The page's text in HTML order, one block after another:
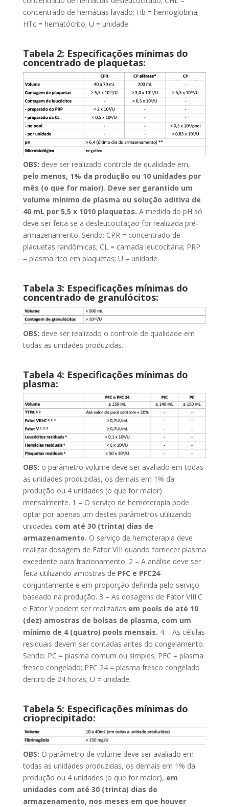
concentrado de hemácias lavado; Hb = hemoglobina;
HTc = hematócrito; U = unidade.
Tabela 2: Especificações mínimas do
concentrado de plaquetas:
OBS: deve ser realizado controle de qualidade em,
pelo menos, 1% da produção ou 10 unidades por
mês (o que for maior). Deve ser garantido um
volume mínimo de plasma ou solução aditiva de
40 mL por 5,5 x 1010 plaquetas. A medida do pH só
deve ser feita se a desleucocitação for realizada pré-
armazenamento. Sendo: CPR = concentrado de
plaquetas randômicas; CL = camada leucocitária; PRP
= plasma rico em plaquetas; U = unidade.
Tabela 3: Especificações mínimas do
concentrado de granulócitos:
OBS: deve ser realizado o controle de qualidade em
todas as unidades produzidas.
Tabela 4: Especificações mínimas do
plasma:
OBS: o parâmetro volume deve ser avaliado em todas
as unidades produzidas, os demais em 1% da
produção ou 4 unidades (o que for maior)
mensalmente. 1 – O serviço de hemoterapia pode
optar por apenas um destes parâmetros utilizando
unidades com até 30 (trinta) dias de
armazenamento. O serviço de hemoterapia deve
realizar dosagem de Fator VIII quando fornecer plasma
excedente para fracionamento. 2 – A análise deve ser
feita utilizando amostras de PFC e PFC24
conjuntamente e em proporção definida pelo serviço
baseado na produção. 3 – As dosagens de Fator VIII:C
e Fator V podem ser realizadas em pools de até 10
(dez) amostras de bolsas de plasma, com um
mínimo de 4 (quatro) pools mensais. 4 – As células
residuais devem ser contadas antes do congelamento.
Sendo: PC = plasma comum ou simples; PFC = plasma
fresco congelado; PFC 24 = plasma fresco congelado
dentro de 24 horas; U = unidade.
Tabela 5: Especificações mínimas do
crioprecipitado:
OBS: O parâmetro de volume deve ser avaliado em
todas as unidades produzidas, os demais em 1% da
produção ou 4 unidades (o que for maior), em
unidades com até 30 (trinta) dias de
armazenamento, nos meses em que houver